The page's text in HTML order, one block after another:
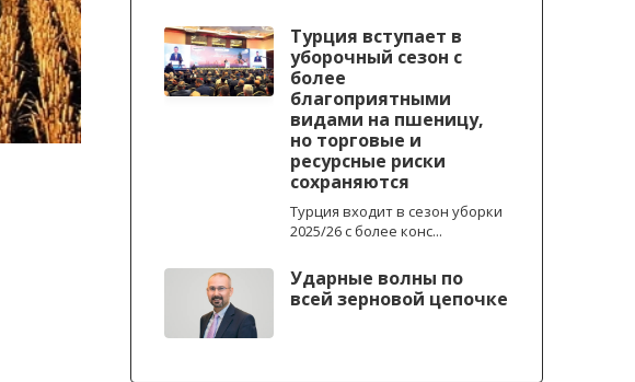
Турция вступает в
уборочный сезон с
более
благоприятными
видами на пшеницу,
но торговые и
ресурсные риски
сохраняются
Турция входит в сезон уборки
2025/26 с более конс...
Ударные волны по
всей зерновой цепочке